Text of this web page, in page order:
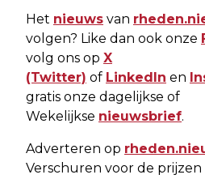
Het nieuws van
volgen? Like dan ook onze
volg ons op X
(Twitter) of LinkedIn en
gratis onze dagelijkse of
Wekelijkse nieuwsbrief.
Adverteren op
Verschuren voor de